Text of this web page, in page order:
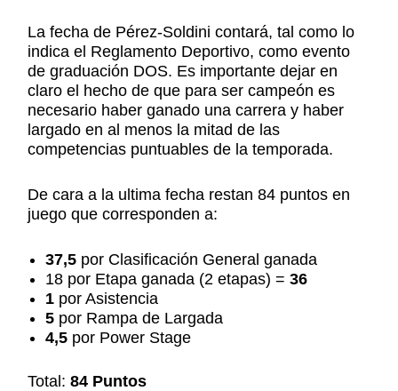
La fecha de Pérez-Soldini contará, tal como lo
indica el Reglamento Deportivo, como evento
de graduación DOS. Es importante dejar en
claro el hecho de que para ser campeón es
necesario haber ganado una carrera y haber
largado en al menos la mitad de las
competencias puntuables de la temporada.
De cara a la ultima fecha restan 84 puntos en
juego que corresponden a:
37,5 por Clasificación General ganada
18 por Etapa ganada (2 etapas) =36
1 por Asistencia
5 por Rampa de Largada
4,5 por Power Stage
Total:84 Puntos